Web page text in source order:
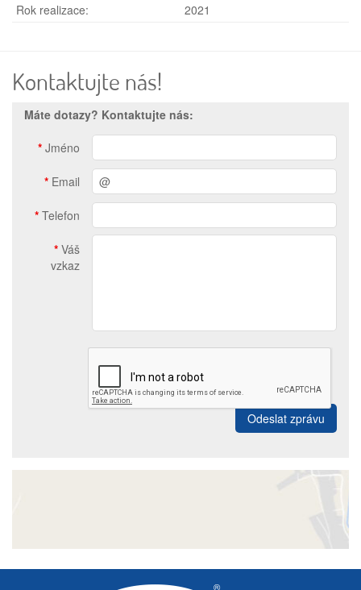
Rok realizace: 2021
Kontaktujte nás!
Máte dotazy? Kontaktujte nás:
* Jméno
* Email
* Telefon
* Váš
vzkaz